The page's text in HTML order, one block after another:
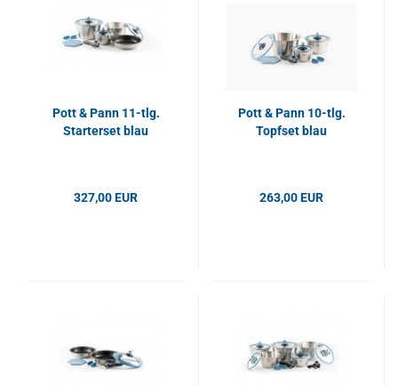
Pott & Pann 11-tlg.
Starterset blau
327,00 EUR
Pott & Pann 10-tlg.
Topfset blau
263,00 EUR